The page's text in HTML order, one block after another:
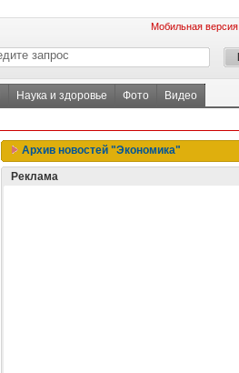
Мобильная версия
Наука и здоровье Фото
Видео
Архив новостей "Экономика"
Реклама